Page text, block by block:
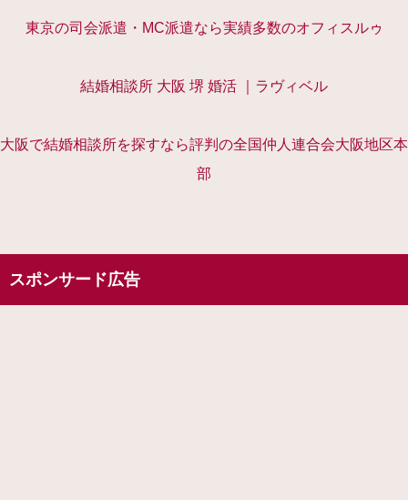
東京の司会派遣・MC派遣なら実績多数のオフィスルゥ
結婚相談所 大阪 堺 婚活 ｜ラヴィベル
大阪で結婚相談所を探すなら評判の全国仲人連合会大阪地区本
部
スポンサード広告